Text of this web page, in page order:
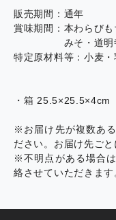
販売期間：通年
賞味期間：本わら
みそ・道明寺
特定原材料等：小麦
・箱 25.5×25.5×4cm
※お届け先が複数あ
ださい。お届け先ごと
※不明点がある場合
絡させていただきます